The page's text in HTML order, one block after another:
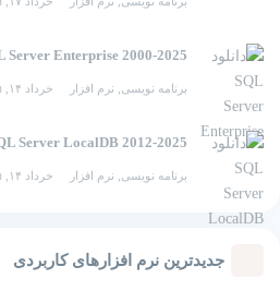
2000-2025 Microsoft SQL Server Enterprise پایگاه داده
برنامه نویسی نرم افزار خرداد ۱۴, ۱۴۰۵
2012-2025 Microsoft SQL Server LocalDB پایگاه داده
برنامه نویسی نرم افزار خرداد ۱۴, ۱۴۰۵
جدیدترین نرم افزارهای کاربردی